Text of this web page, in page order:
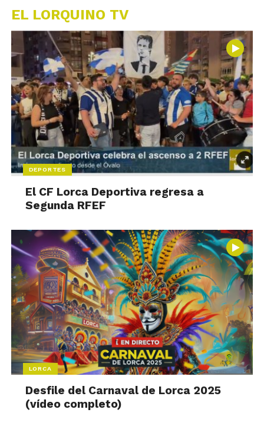
EL LORQUINO TV
DEPORTES
El CF Lorca Deportiva regresa a
Segunda RFEF
LORCA
Desfile del Carnaval de Lorca 2025
(vídeo completo)